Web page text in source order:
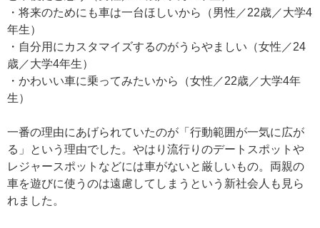
・将来のためにも車は一台ほしいから（男性／22歳／大学4
年生）
・自分用にカスタマイズするのがうらやましい（女性／24
歳／大学4年生）
・かわいい車に乗ってみたいから（女性／22歳／大学4年
生）
一番の理由にあげられていたのが「行動範囲が一気に広が
る」という理由でした。やはり流行りのデートスポットや
レジャースポットなどには車がないと厳しいもの。両親の
車を遊びに使うのは遠慮してしまうという新社会人も見ら
れました。